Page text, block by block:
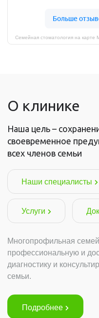
О клинике
Наша цель –
своевременное
всех членов семьи
Наши специалисты
Услуги
Многопрофильная
профессиональную и
диагностику и
семьи.
Подробнее